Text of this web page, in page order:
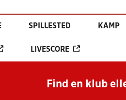
SPILLESTED KAMP
LIVESCORE
Find en klub